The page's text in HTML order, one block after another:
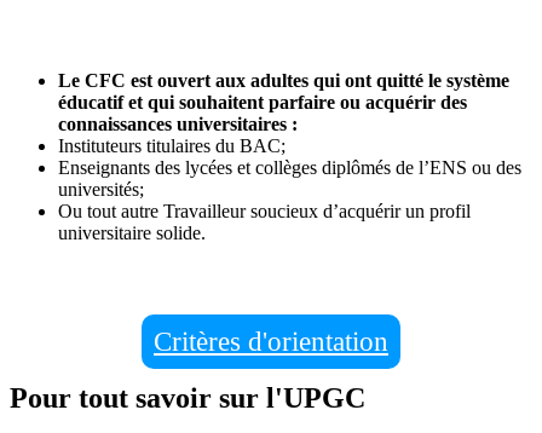
Le CFC est ouvert aux adultes qui ont quitté le système
éducatif et qui souhaitent parfaire ou acquérir des
connaissances universitaires :
Instituteurs titulaires du BAC;
Enseignants des lycées et collèges diplômés de l’ENS ou des
universités;
Ou tout autre Travailleur soucieux d’acquérir un profil
universitaire solide.
Critères d'orientation
Pour tout savoir sur l'UPGC